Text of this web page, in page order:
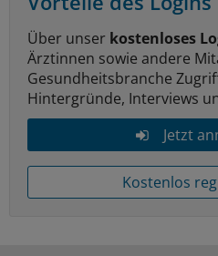
Über unser kostenloses
Ärztinnen sowie andere
Gesundheitsbranche
Hintergründe, Interviews
Jetzt
Kostenlos